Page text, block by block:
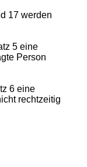
17 werden
5 eine
Person
6 eine
rechtzeitig